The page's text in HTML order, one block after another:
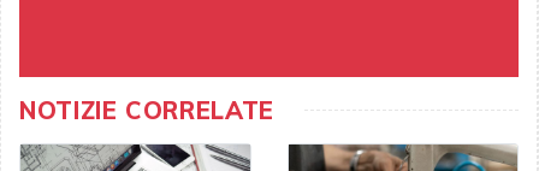
NOTIZIE CORRELATE